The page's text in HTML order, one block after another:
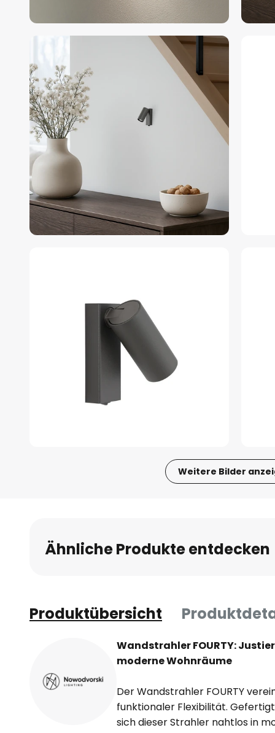
Weitere Bilder
Bildgalerie
springen
Ähnliche Produkte entdecken
Produktübersicht
Wandstrahler FOURTY:
moderne Wohnräume
Der Wandstrahler FOURTY
funktionaler Flexibilität.
sich dieser Strahler nahtlos in